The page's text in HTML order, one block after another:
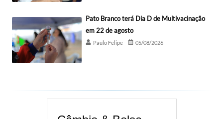
Pato Branco terá Dia D de Multivacinação
em 22 de agosto
Paulo Felipe 05/08/2026